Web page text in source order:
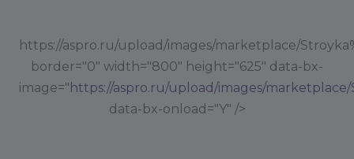
https://aspro.ru/upload/images/marketplace/
border="0" width="800" height="625" data-bx-
image=" https://aspro.ru/upload/images/
data-bx-onload="Y" />